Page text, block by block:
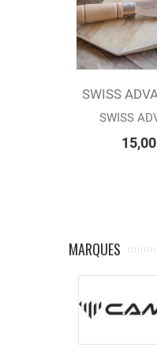
Ajouter
SWISS
NIC
SWISS
MARQUES